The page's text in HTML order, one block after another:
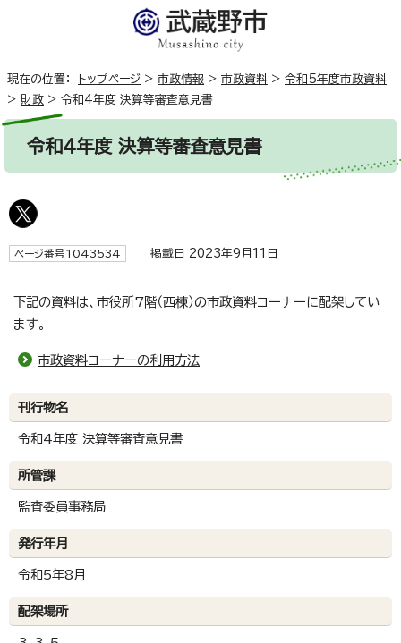
現在の位置： トップページ > 市政情報 > 市政資料 > 令和5年度市政資料
> 財政 > 令和4年度 決算等審査意見書
令和4年度 決算等審査意見書
ページ番号1043534 掲載日 2023年9月11日
下記の資料は、市役所7階（西棟）の市政資料コーナーに配架してい
ます。
市政資料コーナーの利用方法
刊行物名
令和4年度 決算等審査意見書
所管課
監査委員事務局
発行年月
令和5年8月
配架場所